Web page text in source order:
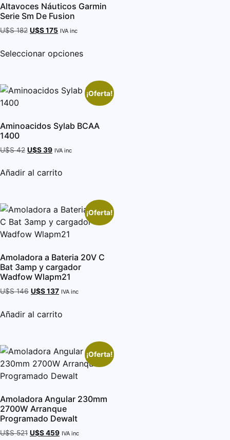
Altavoces Náuticos Garmin
Serie Sm De Fusion
U$S182 U$S175 IVA inc
Seleccionar opciones
¡Oferta!
Aminoacidos Sylab BCAA
1400
U$S42 U$S39 IVA inc
Añadir al carrito
¡Oferta!
Amoladora a Bateria 20V C
Bat 3amp y cargador
Wadfow Wlapm21
U$S146 U$S137 IVA inc
Añadir al carrito
¡Oferta!
Amoladora Angular 230mm
2700W Arranque
Programado Dewalt
U$S521 U$S459 IVA inc